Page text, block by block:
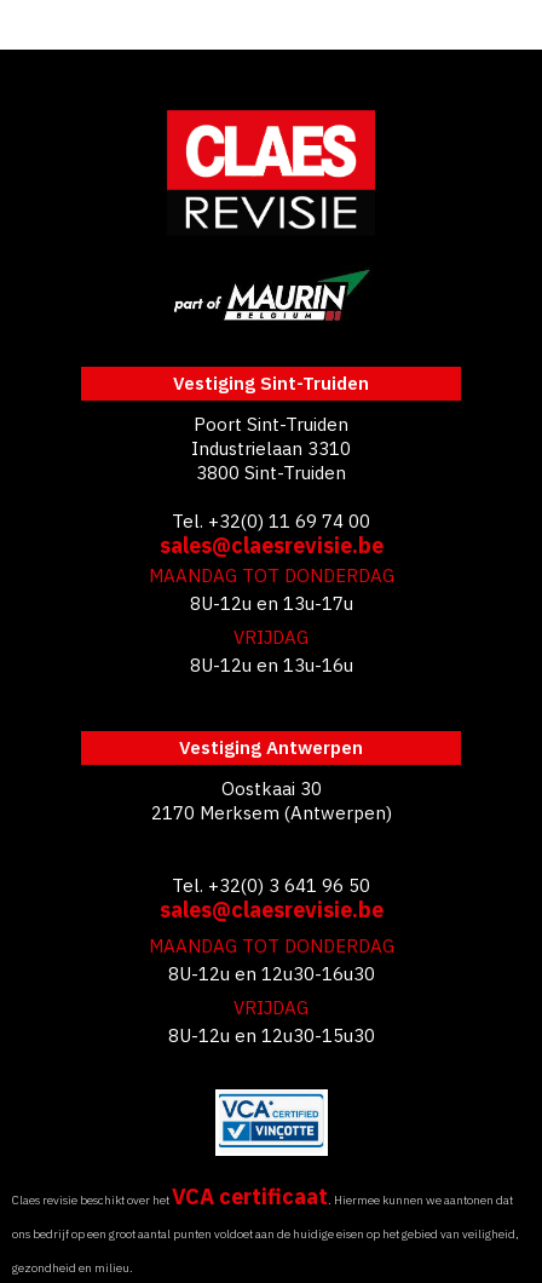
Vestiging Sint-Truiden
Poort Sint-Truiden
Industrielaan 3310
3800 Sint-Truiden
Tel. +32(0) 11 69 74 00
sales@claesrevisie.be
MAANDAG TOT DONDERDAG
8U-12u en 13u-17u
VRIJDAG
8U-12u en 13u-16u
Vestiging Antwerpen
Oostkaai 30
2170 Merksem (Antwerpen)
Tel. +32(0) 3 641 96 50
sales@claesrevisie.be
MAANDAG TOT DONDERDAG
8U-12u en 12u30-16u30
VRIJDAG
8U-12u en 12u30-15u30
Claes revisie beschikt over hetVCA certificaat. Hiermee kunnen we aantonen dat
ons bedrijf op een groot aantal punten voldoet aan de huidige eisen op het gebied van veiligheid,
gezondheid en milieu.